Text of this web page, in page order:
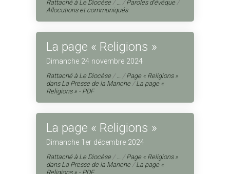
Rattaché à Le Diocèse /… /Paroles d'évêque /
Allocutions et communiqués
La page « Religions »
Dimanche 24 novembre 2024
Rattaché à Le Diocèse /… /Page « Religions »
dans La Presse de la Manche /La page «
Religions » - PDF
La page « Religions »
Dimanche 1er décembre 2024
Rattaché à Le Diocèse /… /Page « Religions »
dans La Presse de la Manche /La page «
Religions » - PDF